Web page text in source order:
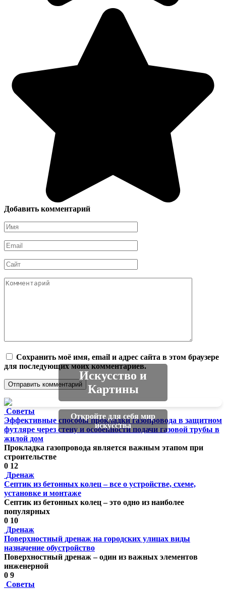
Добавить комментарий
Имя
*
Email
*
Сайт
Комментарий
Сохранить моё имя, email и адрес сайта в этом браузере
для последующих моих комментариев.
Искусство и
Картины
Откройте для себя мир
искусства
Советы
Эффективные способы прокладки газопровода в защитном
футляре через стену и особенности подачи газовой трубы в
жилой дом
Прокладка газопровода является важным этапом при
строительстве
0 12
Дренаж
Септик из бетонных колец – все о устройстве, схеме,
установке и монтаже
Септик из бетонных колец – это одно из наиболее
популярных
0 10
Дренаж
Поверхностный дренаж на городских улицах виды
назначение обустройство
Поверхностный дренаж – один из важных элементов
инженерной
0 9
Советы